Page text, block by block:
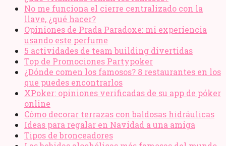
No me funciona el cierre centralizado con la
llave, ¿qué hacer?
Opiniones de Prada Paradoxe: mi experiencia
usando este perfume
5 actividades de team building divertidas
Top de Promociones Partypoker
¿Dónde comen los famosos? 8 restaurantes en los
que puedes encontrarlos
XPoker: opiniones verificadas de su app de póker
online
Cómo decorar terrazas con baldosas hidráulicas
Ideas para regalar en Navidad a una amiga
Tipos de bronceadores